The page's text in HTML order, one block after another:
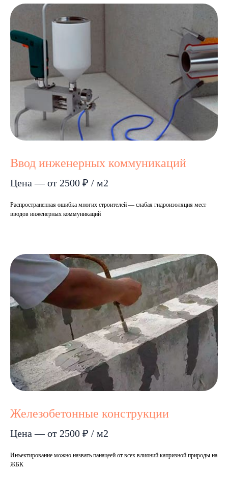
Ввод инженерных коммуникаций
Цена — от 2500 ₽ / м2
Распространенная ошибка многих строителей — слабая гидроизоляция мест
вводов инженерных коммуникаций
Железобетонные конструкции
Цена — от 2500 ₽ / м2
Инъектирование можно назвать панацеей от всех влияний капризной природы на
ЖБК